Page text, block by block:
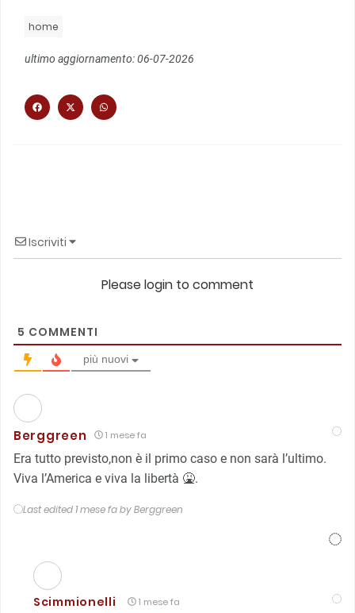
home
ultimo aggiornamento: 06-07-2026
Iscriviti
Please login to comment
5 COMMENTI
più nuovi
Berggreen 1 mese fa
Era tutto previsto,non è il primo caso e non sarà l’ultimo.
Viva l’America e viva la libertà 🤮.
Last edited 1 mese fa by Berggreen
Scimmionelli 1 mese fa